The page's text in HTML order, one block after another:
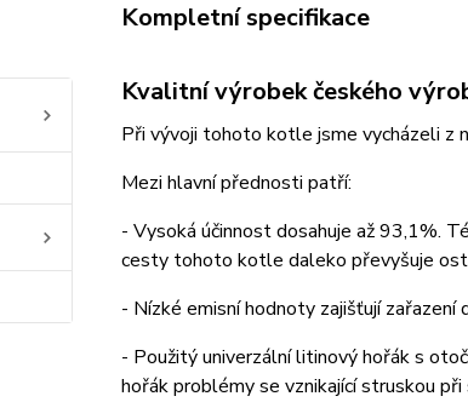
Kompletní specifikace
Kvalitní výrobek českého
Při vývoji tohoto kotle jsme vycházeli z
Mezi hlavní přednosti patří:
- Vysoká účinnost dosahuje až 93,1%.
cesty tohoto kotle daleko převyšuje
- Nízké emisní hodnoty zajišťují
- Použitý univerzální litinový hořák s
hořák problémy se vznikající struskou